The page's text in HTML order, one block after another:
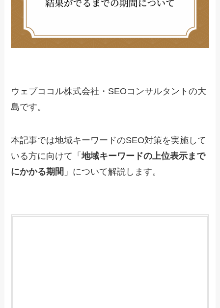
ウェブココル株式会社・SEOコンサルタントの大
島です。
本記事では地域キーワードのSEO対策を実施して
いる方に向けて「地域キーワードの上位表示まで
にかかる期間 」について解説します。